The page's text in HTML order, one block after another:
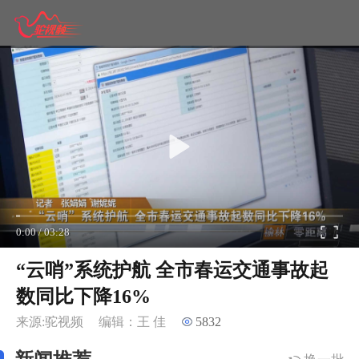
0:00/03:28
“云哨”系统护航 全市春运交通事故起
数同比下降16%
来源:驼视频 编辑：王 佳 5832